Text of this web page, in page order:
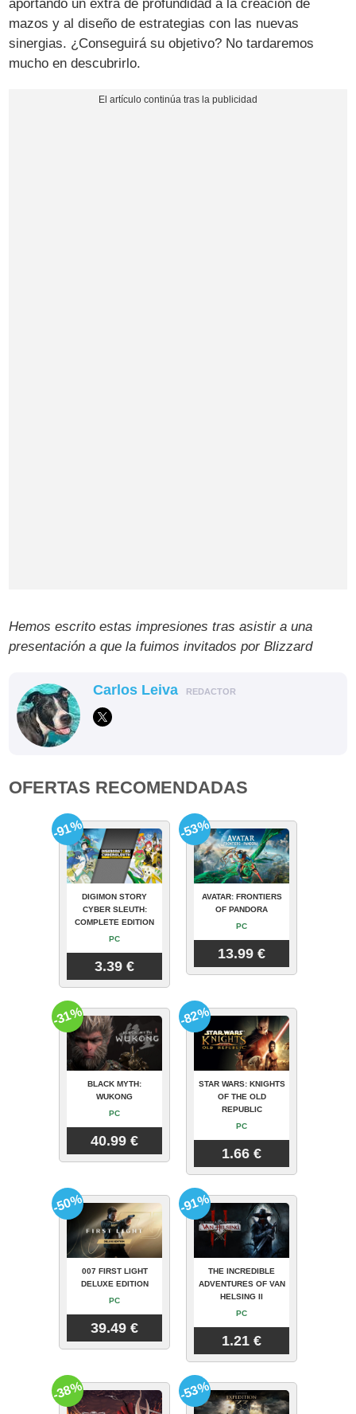
aportando un extra de profundidad a la creación de
mazos y al diseño de estrategias con las nuevas
sinergias. ¿Conseguirá su objetivo? No tardaremos
mucho en descubrirlo.
Hemos escrito estas impresiones tras asistir a una
presentación a que la fuimos invitados por Blizzard
Carlos Leiva REDACTOR
OFERTAS RECOMENDADAS
DIGIMON STORY
CYBER SLEUTH:
COMPLETE EDITION
PC
3.39 €
-91%
AVATAR: FRONTIERS
OF PANDORA
PC
13.99 €
-53%
BLACK MYTH:
WUKONG
PC
40.99 €
-31%
STAR WARS: KNIGHTS
OF THE OLD
REPUBLIC
PC
1.66 €
-82%
007 FIRST LIGHT
DELUXE EDITION
PC
39.49 €
-50%
THE INCREDIBLE
ADVENTURES OF VAN
HELSING II
PC
1.21 €
-91%
-38% -53%